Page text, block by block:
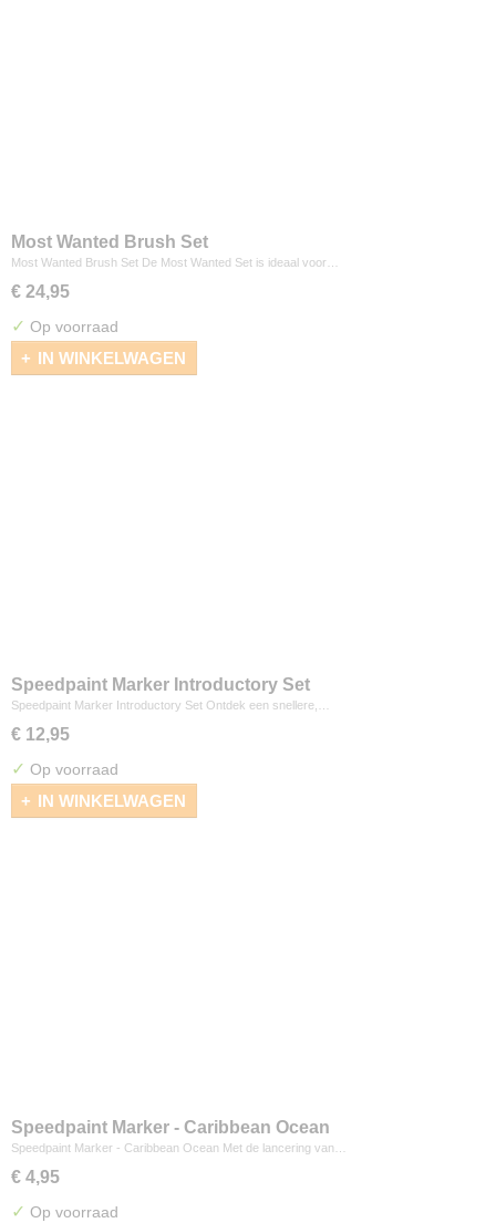
Most Wanted Brush Set
Most Wanted Brush Set De Most Wanted Set is ideaal voor…
€ 24,95
✓ Op voorraad
IN WINKELWAGEN
Speedpaint Marker Introductory Set
Speedpaint Marker Introductory Set Ontdek een snellere,…
€ 12,95
✓ Op voorraad
IN WINKELWAGEN
Speedpaint Marker - Caribbean Ocean
Speedpaint Marker - Caribbean Ocean Met de lancering van…
€ 4,95
✓ Op voorraad